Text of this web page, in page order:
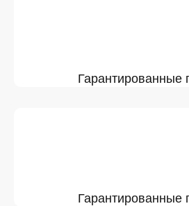
Гарантированные
Гарантированные